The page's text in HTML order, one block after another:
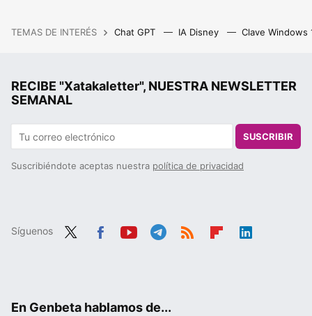
TEMAS DE INTERÉS Chat GPT IA Disney Clave Windows
RECIBE "Xatakaletter", NUESTRA NEWSLETTER
SEMANAL
SUSCRIBIR
Suscribiéndote aceptas nuestra política de privacidad
Síguenos
En Genbeta hablamos de...